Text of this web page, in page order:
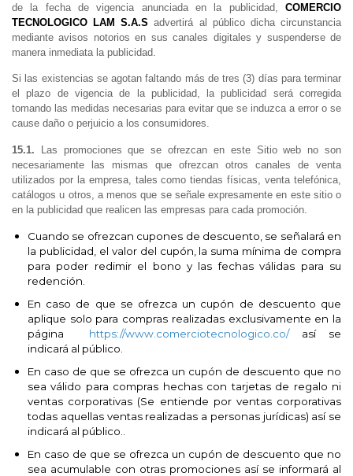
de la fecha de vigencia anunciada en la publicidad, COMERCIO
TECNOLOGICO LAM S.A.S advertirá al público dicha circunstancia
mediante avisos notorios en sus canales digitales y suspenderse de
manera inmediata la publicidad.
Si las existencias se agotan faltando más de tres (3) días para terminar
el plazo de vigencia de la publicidad, la publicidad será corregida
tomando las medidas necesarias para evitar que se induzca a error o se
cause daño o perjuicio a los consumidores.
15.1. Las promociones que se ofrezcan en este Sitio web no son
necesariamente las mismas que ofrezcan otros canales de venta
utilizados por la empresa, tales como tiendas físicas, venta telefónica,
catálogos u otros, a menos que se señale expresamente en este sitio o
en la publicidad que realicen las empresas para cada promoción.
Cuando se ofrezcan cupones de descuento, se señalará en
la publicidad, el valor del cupón, la suma mínima de compra
para poder redimir el bono y las fechas válidas para su
redención.
En caso de que se ofrezca un cupón de descuento que
aplique solo para compras realizadas exclusivamente en la
página https://www.comerciotecnologico.co/así se
indicará al público.
En caso de que se ofrezca un cupón de descuento que no
sea válido para compras hechas con tarjetas de regalo ni
ventas corporativas (Se entiende por ventas corporativas
todas aquellas ventas realizadas a personas jurídicas) así se
indicará al público..
En caso de que se ofrezca un cupón de descuento que no
sea acumulable con otras promociones así se informará al